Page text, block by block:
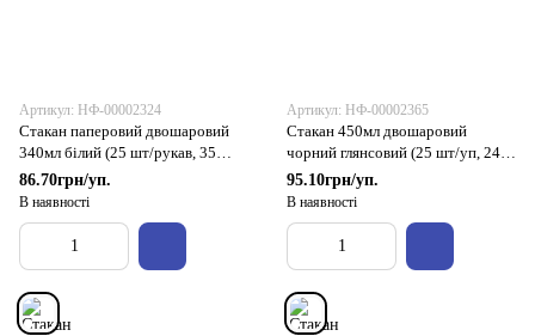
Артикул: НФ-00002324
Стакан паперовий двошаровий
340мл білий (25 шт/рукав, 35
рукав/ящ)
86.70грн/уп.
В наявності
Артикул: НФ-00002365
Стакан 450мл двошаровий
чорний глянсовий (25 шт/уп, 24
уп/ящ)
95.10грн/уп.
В наявності